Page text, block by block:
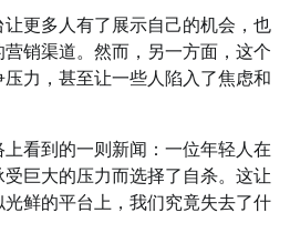
更多人有了展示自己的机会，也
销渠道。然而，另一方面，这个
力，甚至让一些人陷入了焦虑和
看到的一则新闻：一位年轻人在
巨大的压力而选择了自杀。这让
鲜的平台上，我们究竟失去了什